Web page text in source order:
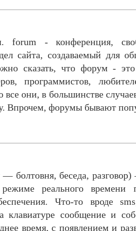
forum - конференция,
сайта, создаваемый для
сказать, что форум -
программистов,
они, в большинстве
Впрочем, форумы бывают
— болтовня, беседа,
реального времени
Что-то вроде
клавиатуре сообщение и
время, с появлением и